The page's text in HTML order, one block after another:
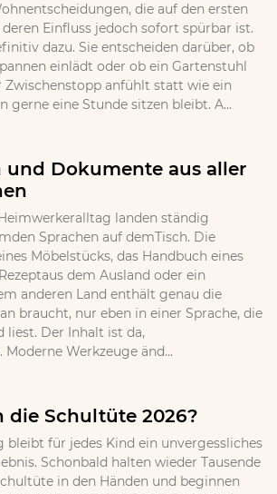
die auf den ersten
Einfluss jedoch sofort spürbar ist.
dazu. Sie entscheiden darüber, ob
einlädt oder ob ein Gartenstuhl
Zwischenstopp anfühlt statt wie ein
gerne eine Stunde sitzen bleibt. A...
Dokumente aus aller
landen ständig
Sprachen auf demTisch. Die
Möbelstücks, das Handbuch eines
dem Ausland oder ein
anderen Land enthält genau die
braucht, nur eben in einer Sprache, die
liest. Der Inhalt ist da,
Werkzeuge änd...
die Schultüte 2026?
bleibt für jedes Kind ein unvergessliches
Schonbald halten wieder Tausende
in den Händen und beginnen